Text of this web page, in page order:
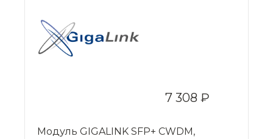
7 308 ₽
Модуль GIGALINK SFP+ CWDM,